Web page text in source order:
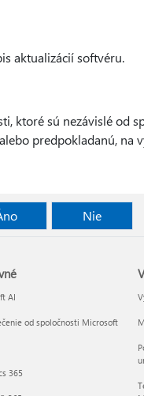
aktualizácií softvéru.
ktoré sú nezávislé od
predpokladanú, na
Nie
AI
od spoločnosti Microsoft
365